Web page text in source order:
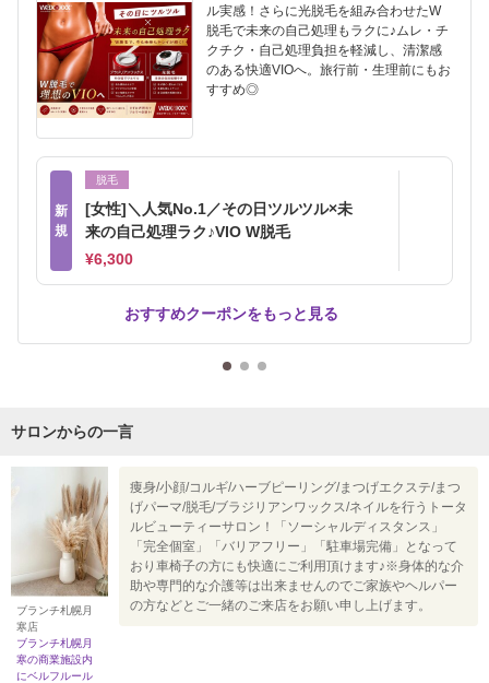
ル実感！さらに光脱毛を組み合わせたW
脱毛で未来の自己処理もラクに♪ムレ・チ
クチク・自己処理負担を軽減し、清潔感
のある快適VIOへ。旅行前・生理前にもお
すすめ◎
新
規
脱毛
[女性]＼人気No.1／その日ツルツル×未
来の自己処理ラク♪VIO W脱毛
¥6,300
おすすめクーポンをもっと見る
サロンからの一言
ブランチ札幌月
寒店
ブランチ札幌月
寒の商業施設内
にベルフルール
痩身/小顔/コルギ/ハーブピーリング/まつげエクステ/まつ
げパーマ/脱毛/ブラジリアンワックス/ネイルを行うトータ
ルビューティーサロン！「ソーシャルディスタンス」
「完全個室」「バリアフリー」「駐車場完備」となって
おり車椅子の方にも快適にご利用頂けます♪※身体的な介
助や専門的な介護等は出来ませんのでご家族やヘルパー
の方などとご一緒のご来店をお願い申し上げます。